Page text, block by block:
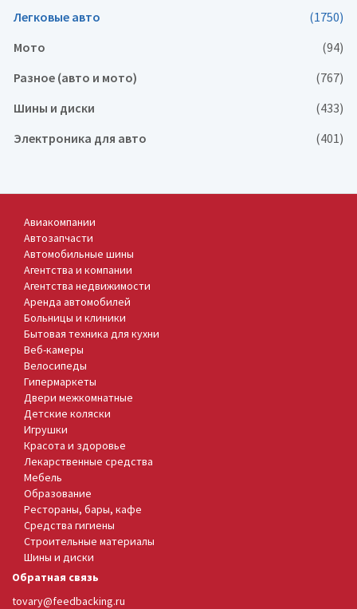
Легковые авто
(1750)
Мото
(94)
Разное (авто и мото)
(767)
Шины и диски
(433)
Электроника для авто
(401)
Авиакомпании
Автозапчасти
Автомобильные шины
Агентства и компании
Агентства недвижимости
Аренда автомобилей
Больницы и клиники
Бытовая техника для кухни
Веб-камеры
Велосипеды
Гипермаркеты
Двери межкомнатные
Детские коляски
Игрушки
Красота и здоровье
Лекарственные средства
Мебель
Образование
Рестораны, бары, кафе
Средства гигиены
Строительные материалы
Шины и диски
Обратная связь
tovary@feedbacking.ru